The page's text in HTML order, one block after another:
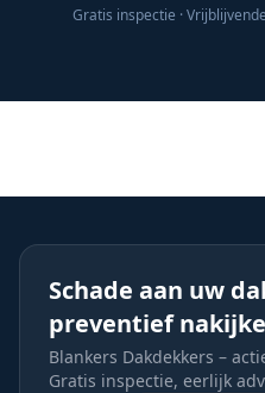
Gratis inspectie ·
Schade aan uw
preventief
Blankers Dakdekkers –
Gratis inspectie, eerlijk